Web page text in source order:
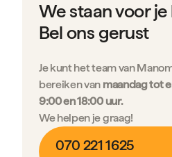
We staan voor je
Bel ons gerust
Je kunt het team van
bereiken van maandag tot
9:00 en 18:00 uur.
We helpen je graag!
070 221 1625